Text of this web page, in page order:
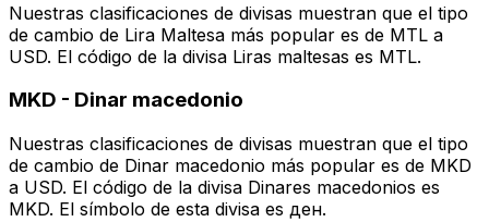
Nuestras clasificaciones de divisas muestran que el tipo
de cambio de Lira Maltesa más popular es de MTL a
USD. El código de la divisa Liras maltesas es MTL.
MKD - Dinar macedonio
Nuestras clasificaciones de divisas muestran que el tipo
de cambio de Dinar macedonio más popular es de MKD
a USD. El código de la divisa Dinares macedonios es
MKD. El símbolo de esta divisa es ден.